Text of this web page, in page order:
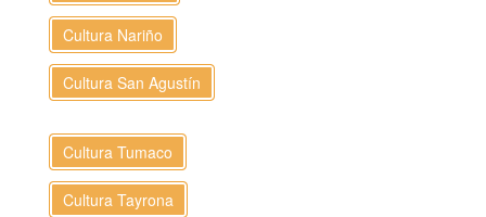
Cultura Nariño
Cultura San Agustín
Cultura Tumaco
Cultura Tayrona